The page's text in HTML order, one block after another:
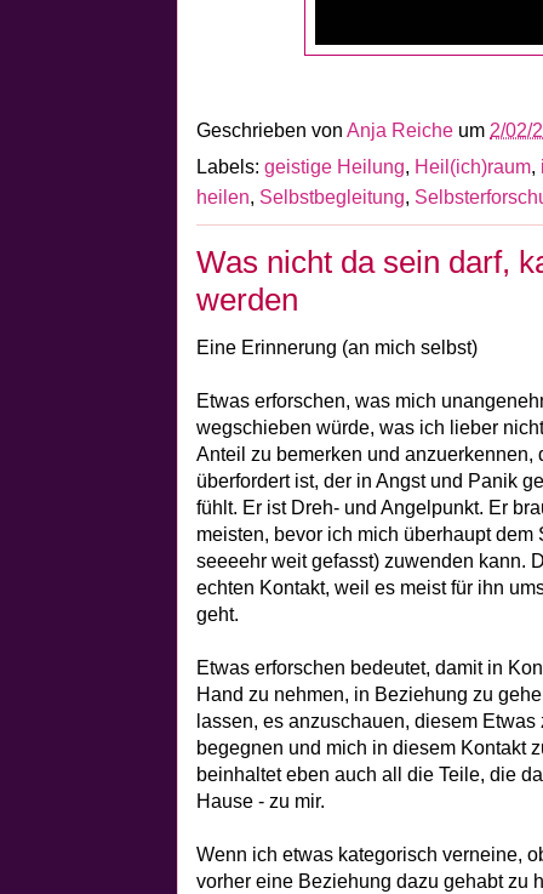
Geschrieben von Anja Reiche um 2/02/
Labels: geistige Heilung, Heil(ich)raum,
heilen, Selbstbegleitung,
Was nicht da sein darf,
werden
Eine Erinnerung (an mich selbst)
Etwas erforschen, was mich
wegschieben würde, was ich lieber
Anteil zu bemerken und anzuerkennen,
überfordert ist, der in Angst und Panik
fühlt. Er ist Dreh- und Angelpunkt. Er
meisten, bevor ich mich überhaupt
seeeehr weit gefasst) zuwenden kann.
echten Kontakt, weil es meist für ihn
geht.
Etwas erforschen bedeutet, damit in
Hand zu nehmen, in Beziehung zu
lassen, es anzuschauen, diesem
begegnen und mich in diesem Kontakt
beinhaltet eben auch all die Teile, die
Hause - zu mir.
Wenn ich etwas kategorisch verneine,
vorher eine Beziehung dazu gehabt zu